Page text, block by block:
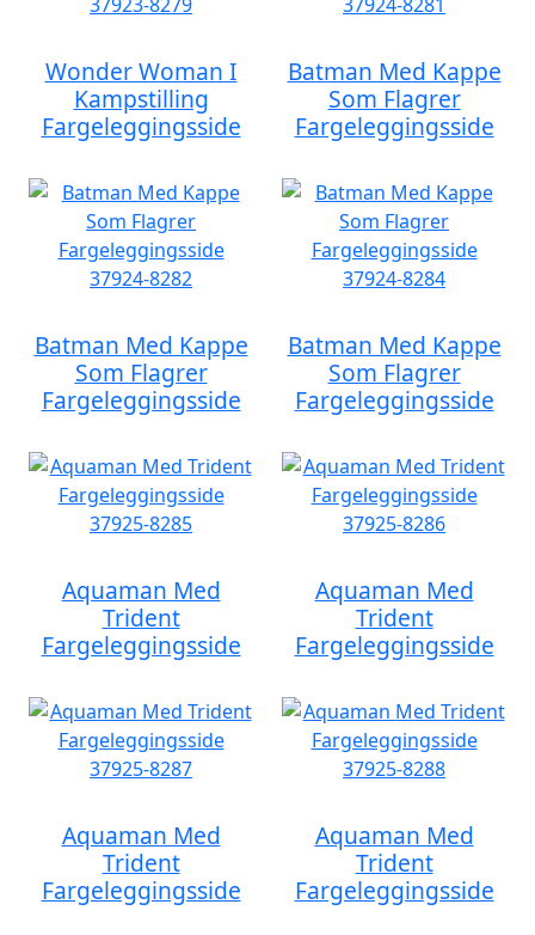
Wonder Woman I
Kampstilling
Fargeleggingsside
Batman Med Kappe
Som Flagrer
Fargeleggingsside
Batman Med Kappe
Som Flagrer
Fargeleggingsside
Batman Med Kappe
Som Flagrer
Fargeleggingsside
Aquaman Med
Trident
Fargeleggingsside
Aquaman Med
Trident
Fargeleggingsside
Aquaman Med
Trident
Fargeleggingsside
Aquaman Med
Trident
Fargeleggingsside